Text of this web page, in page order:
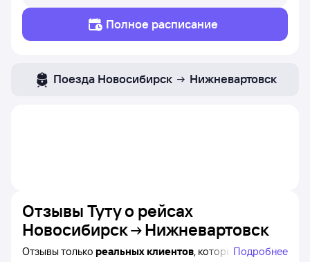
Полное расписание
Поезда Новосибирск Нижневартовск
Отзывы Туту о рейсах
Новосибирск
Нижневартовск
Отзывы только реальных клиентов, которыеПодробнее